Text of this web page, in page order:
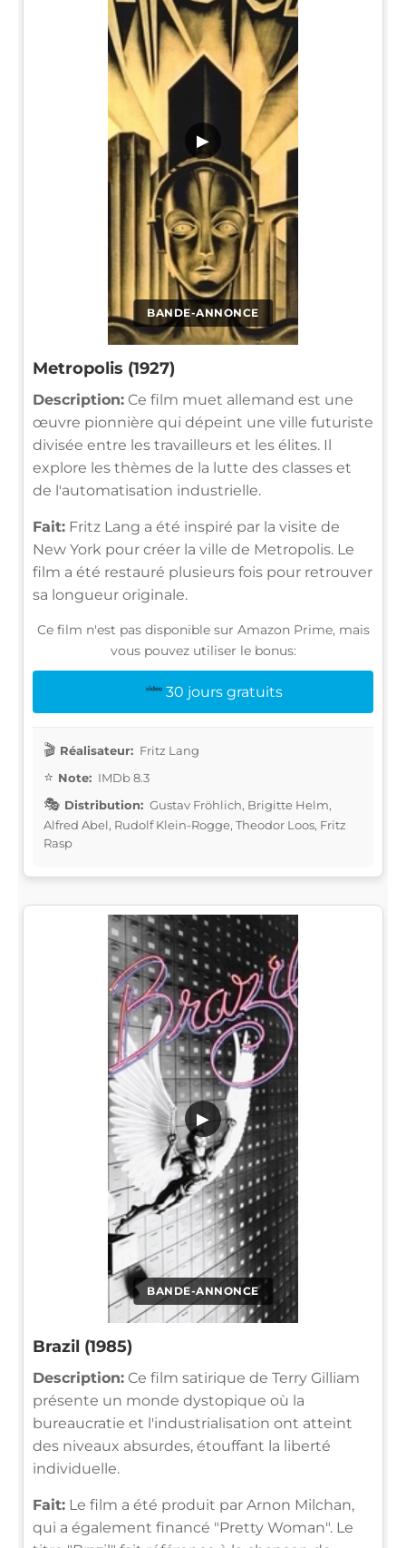
BANDE-ANNONCE
▶
Metropolis (1927)
Description: Ce film muet allemand est une
œuvre pionnière qui dépeint une ville futuriste
divisée entre les travailleurs et les élites. Il
explore les thèmes de la lutte des classes et
de l'automatisation industrielle.
Fait: Fritz Lang a été inspiré par la visite de
New York pour créer la ville de Metropolis. Le
film a été restauré plusieurs fois pour retrouver
sa longueur originale.
Ce film n'est pas disponible sur Amazon Prime, mais
vous pouvez utiliser le bonus:
30 jours gratuits
Réalisateur: Fritz Lang
Note: IMDb 8.3
Distribution: Gustav Fröhlich, Brigitte Helm,
Alfred Abel, Rudolf Klein-Rogge, Theodor Loos, Fritz
Rasp
BANDE-ANNONCE
▶
Brazil (1985)
Description: Ce film satirique de Terry Gilliam
présente un monde dystopique où la
bureaucratie et l'industrialisation ont atteint
des niveaux absurdes, étouffant la liberté
individuelle.
Fait: Le film a été produit par Arnon Milchan,
qui a également financé "Pretty Woman". Le